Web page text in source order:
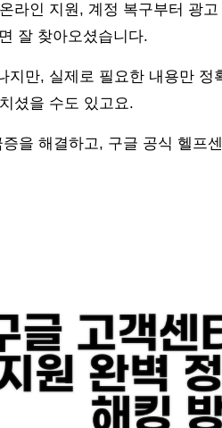
라인 지원, 계정 복구부터 광
잘 찾아오셨습니다.
지만, 실제로 필요한 내용만
셨을 수도 있고요.
을 해결하고, 구글 공식 헬프